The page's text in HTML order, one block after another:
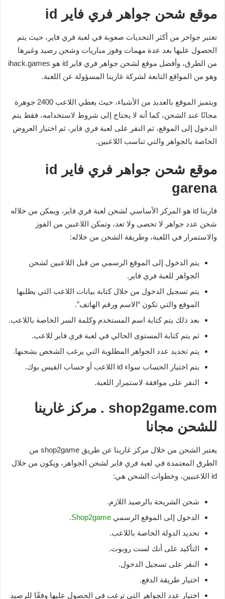
موقع شحن جواهر فري فاير id
تعتبر جواخر من أكثر التحديات صعوبة في لعبة فري فاير، حيث يتم
الحصول عليها بعد عدة مهمات وفوز مباريات وشحن رصيد وغيرها
من الطرق، وأفضل موقع لشحن جواهر فري فاير id هو ihack.games
وهو من المواقع التابعة لشركة غارينا المسؤولة عن اللعبة.
ويتميز الموقع بالعديد من الأشياء، حيث يعطي اللاعب 2400 جوهرة
مجانًا عند الشحن، كما أنه لا يحتاج إلى شروط لاستخدامه، فقط يتم
الدخول إلى الموقع، ثم النقر على لعبة فري فاير، ثم اختيار العروض
الخاصة بالجواهر والتي تناسب اللاعبين.
موقع شحن جواهر فري فاير
id
garena
قارينا id هو المركز الأساسي لشحن لعبة فري فاير، ويمكن من خلاله
شحن عدد جواهر لا تحصى ولا تعد، وتمكن اللاعبين من الفوز
والاستمرار في اللعبة، وطريقة الشحن من خلاله:
يتم الدخول إلى الموقع الرسمي من قبل اللاعبين لشحن
الجواهر للعبة فري فاير.
يتم تسجيل الدخول من خلال كتابة بيانات اللاعب التي يطلبها
الموقع والتي تكون “الاسم ورقم الهاتف”.
بعد ذلك يتم كتابة اسم المستخدم وكلمة السر الخاصة باللاعب.
ثم يتم كتابة المستوى الحالي في لعبة فري فاير للاعب.
يتم تحديد عدد الجواهر المطلوبة التي يرغب الشخص بشحنها.
يتم اختيار الحساب سواء id اللاعب أو حساب الفيس بوك.
النقر على موافقة لاستمرار اللعبة.
shop2game.com . مركز غارينا
للشحن مجانا
يعتبر الشحن من خلال مركز غارينا عن طريق shop2game من
الطرق المعتمدة في لعبة فري فاير لشحن الجواهر، ويكون من خلال
id اللاعبيين، وخطوات الشحن هي:
شحن الشريحة بالرصيد اللازم.
الدخول إلى الموقع الرسمي Shop2game
.
تحديد الدولة الخاصة باللاعب.
التأكيد على أنك لست روبوت.
النقر على تسجيل الدخول.
اختيار طريقة الدفع.
اختيار عدد الجواهر التي ترغب في الحصول عليها وفقًا للرصيد